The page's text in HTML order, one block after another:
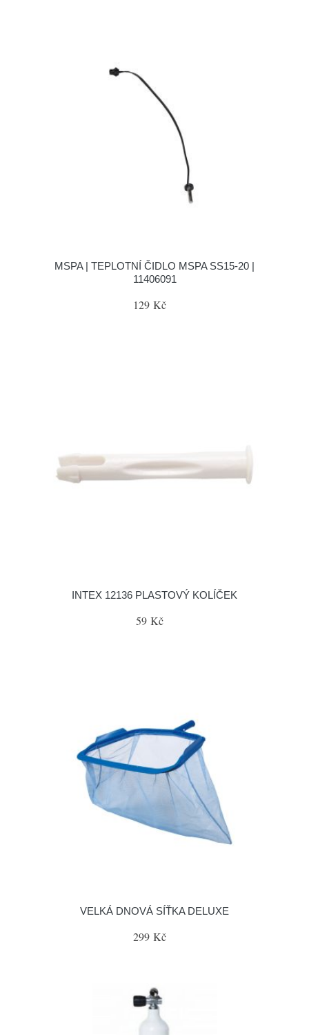
MSPA | TEPLOTNÍ ČIDLO MSPA SS15-20 |
11406091
129 Kč
INTEX 12136 PLASTOVÝ KOLÍČEK
59 Kč
VELKÁ DNOVÁ SÍŤKA DELUXE
299 Kč